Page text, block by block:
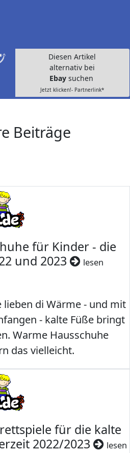
Diesen Artikel
alternativ bei
Ebay suchen
Jetzt klicken!- Partnerlink*
Beiträge
für Kinder - die
und 2023
lesen
lieben di Wärme - und mit
- kalte Füße bringt
Warme Hausschuhe
das vielleicht.
für die kalte
2022/2023
lesen